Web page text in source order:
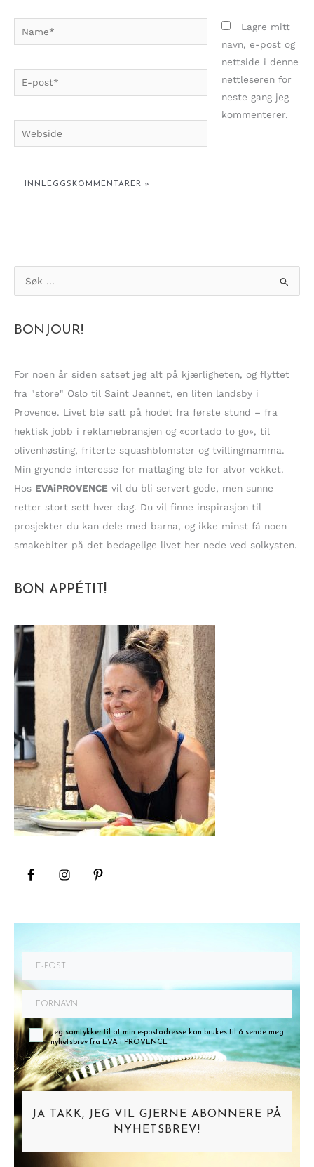
post*
Webside
Lagre mitt
navn, e-post og
nettside i denne
nettleseren for
neste gang jeg
kommenterer.
ø
e
t
e
r
:
BONJOUR!
For noen år siden satset jeg alt på kjærligheten, og flyttet
fra "store" Oslo til Saint Jeannet, en liten landsby i
Provence. Livet ble satt på hodet fra første stund – fra
hektisk jobb i reklamebransjen og «cortado to go», til
olivenhøsting, friterte squashblomster og tvillingmamma.
Min gryende interesse for matlaging ble for alvor vekket.
Hos EVAiPROVENCE vil du bli servert gode, men sunne
retter stort sett hver dag. Du vil finne inspirasjon til
prosjekter du kan dele med barna, og ikke minst få noen
smakebiter på det bedagelige livet her nede ved solkysten.
BON APPÉTIT!
Jeg samtykker til at min e-postadresse kan brukes til å sende meg
nyhetsbrev fra EVA i PROVENCE
JA TAKK, JEG VIL GJERNE ABONNERE PÅ
NYHETSBREV!